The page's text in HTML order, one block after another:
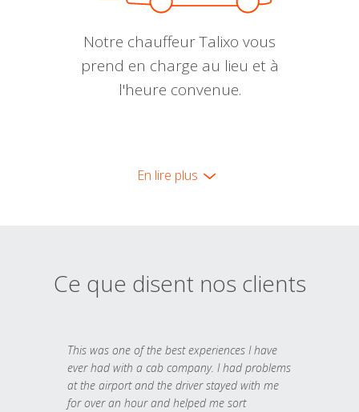
Notre chauffeur Talixo vous
prend en charge au lieu et à
l'heure convenue.
En lire plus
Ce que disent nos clients
This was one of the best experiences I have
ever had with a cab company. I had problems
at the airport and the driver stayed with me
for over an hour and helped me sort